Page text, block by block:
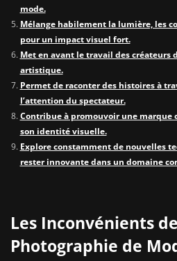
mode.
Mélange habilement la lumière, les
pour un impact visuel fort.
Met en avant le travail des créateurs
artistique.
Permet de raconter des histoires à
l’attention du spectateur.
Contribue à promouvoir une marque
son identité visuelle.
Explore constamment de nouvelles
rester innovante dans un domaine
Les Inconvénients
Photographie de